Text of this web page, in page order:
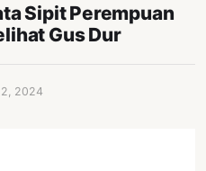
Sipit Perempuan
Gus Dur
2024